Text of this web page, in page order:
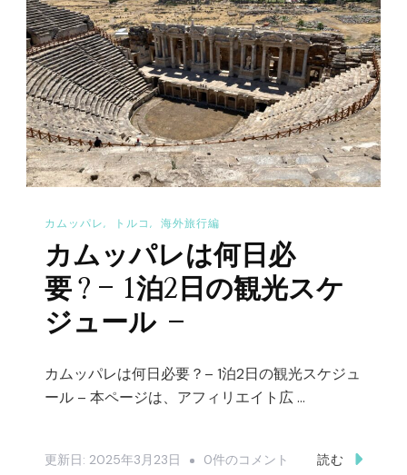
報
ま
と
め
へ
の
カムッパレ トルコ 海外旅行編
カムッパレは何日必
要？- 1泊2日の観光スケ
ジュール –
カムッパレは何日必要？– 1泊2日の観光スケジュ
ール – 本ページは、アフィリエイト広 …
更新日: 2025年3月23日 カ
0件のコメント 読む